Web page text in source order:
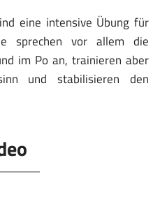
eine intensive Übung für
sprechen vor allem die
im Po an, trainieren aber
und stabilisieren den